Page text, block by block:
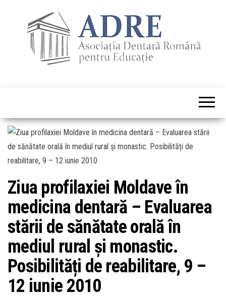
Ziua profilaxiei Moldave în
medicina dentară – Evaluarea
stării de sănătate orală în
mediul rural și monastic.
Posibilități de reabilitare, 9 –
12 iunie 2010